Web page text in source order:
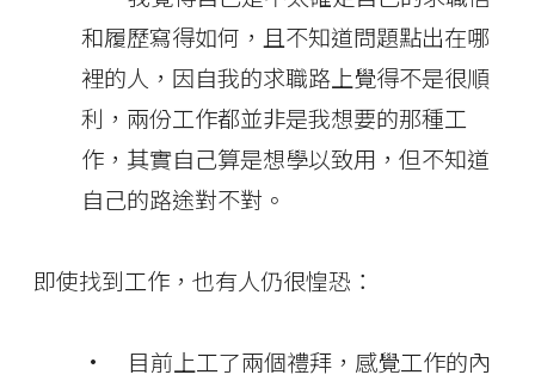
和履歷寫得如何，且不知道問題點出在哪
裡的人，因自我的求職路上覺得不是很順
利，兩份工作都並非是我想要的那種工
作，其實自己算是想學以致用，但不知道
自己的路途對不對。
即使找到工作，也有人仍很惶恐：
• 目前上工了兩個禮拜，感覺工作的內